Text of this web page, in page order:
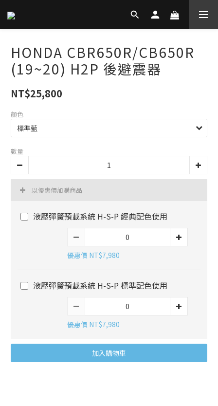
HONDA CBR650R/CB650R
(19~20) H2P 後避震器
NT$25,800
顏色
數量
以優惠價加購商品
液壓彈簧預載系統 H-S-P 經典配色使用
優惠價 NT$7,980
液壓彈簧預載系統 H-S-P 標準配色使用
優惠價 NT$7,980
加入購物車